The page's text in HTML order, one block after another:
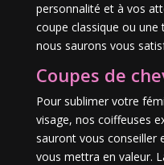
personnalité et à vos
coupe classique ou une
nous saurons vous
Coupes de
Pour sublimer votre
visage, nos coiffeuses
sauront vous conseiller
vous mettra en valeur.